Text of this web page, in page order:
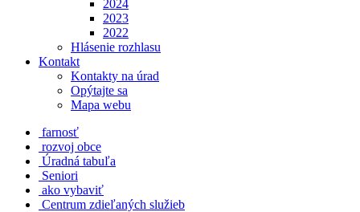
2024
2023
2022
Hlásenie rozhlasu
Kontakt
Kontakty na úrad
Opýtajte sa
Mapa webu
farnosť
rozvoj obce
Úradná tabuľa
Seniori
ako vybaviť
Centrum zdieľaných služieb